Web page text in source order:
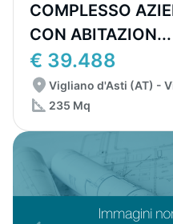
COMPLESSO
CON ABITAZION...
€ 39.488
Vigliano d'Asti (AT) -
235 Mq